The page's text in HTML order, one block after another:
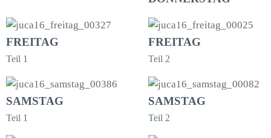
FREITAG
Teil 1
FREITAG
Teil 2
SAMSTAG
Teil 1
SAMSTAG
Teil 2